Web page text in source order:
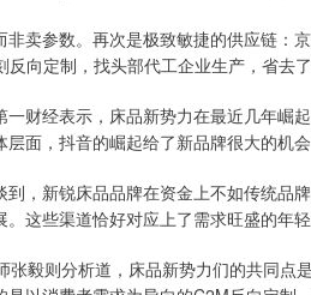
卖参数。再次是极致敏捷的供应链：
反向定制，找头部代工企业生产，省去
财经表示，床品新势力在最近几年崛
面，抖音的崛起给了新品牌很大的机
，新锐床品品牌在资金上不如传统品
这些渠道恰好对应上了需求旺盛的年
张毅则分析道，床品新势力们的共同点